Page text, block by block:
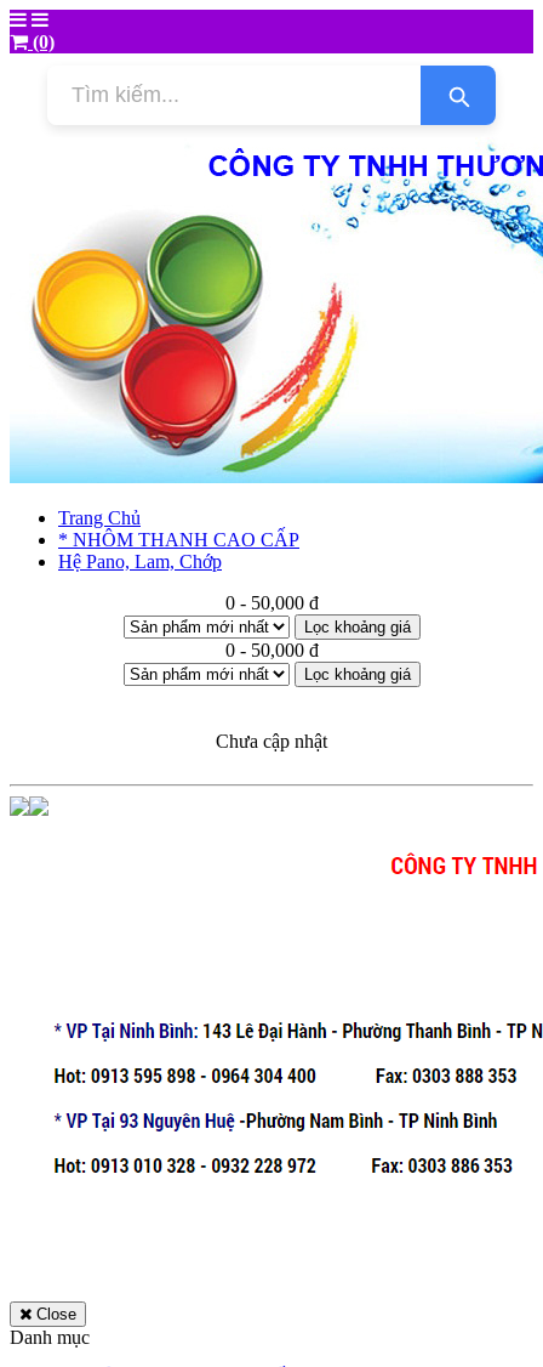
(0)
Trang Chủ
* NHÔM THANH CAO CẤP
Hệ Pano, Lam, Chớp
0 - 50,000 đ
Lọc khoảng giá
0 - 50,000 đ
Lọc khoảng giá
Chưa cập nhật
Close
Danh mục